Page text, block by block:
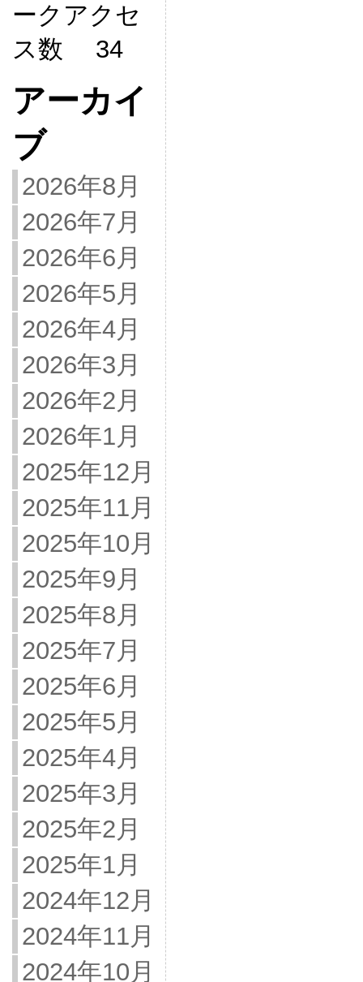
ークアクセ
ス数 34
アーカイ
ブ
2026年8月
2026年7月
2026年6月
2026年5月
2026年4月
2026年3月
2026年2月
2026年1月
2025年12月
2025年11月
2025年10月
2025年9月
2025年8月
2025年7月
2025年6月
2025年5月
2025年4月
2025年3月
2025年2月
2025年1月
2024年12月
2024年11月
2024年10月